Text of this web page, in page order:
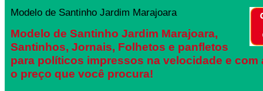
Modelo de Santinho Jardim Marajoara
Modelo de Santinho Jardim Marajoara,
Santinhos, Jornais, Folhetos e panfletos
para políticos impressos na velocidade e com
o preço que você procura!